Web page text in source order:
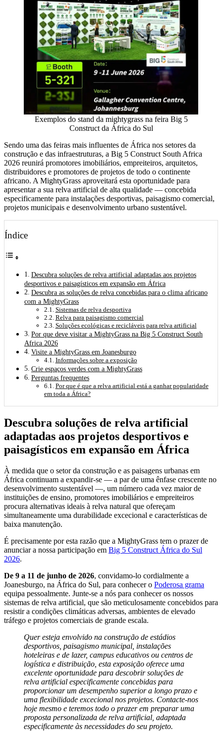
Exemplos do stand da mightygrass na feira Big 5
Construct da África do Sul
Sendo uma das feiras mais influentes de África nos setores da
construção e das infraestruturas, a Big 5 Construct South Africa
2026 reunirá promotores imobiliários, empreiteiros, arquitetos,
distribuidores e promotores de projetos de todo o continente
africano. A MightyGrass aproveitará esta oportunidade para
apresentar a sua relva artificial de alta qualidade — concebida
especificamente para instalações desportivas, paisagismo comercial,
projetos municipais e desenvolvimento urbano sustentável.
Índice
Descubra soluções de relva artificial adaptadas aos projetos
desportivos e paisagísticos em expansão em África
Descubra as soluções de relva concebidas para o clima africano
com a MightyGrass
Sistemas de relva desportiva
Relva para paisagismo comercial
Soluções ecológicas e recicláveis para relva artificial
Por que deve visitar a MightyGrass na Big 5 Construct South
Africa 2026
Visite a MightyGrass em Joanesburgo
Informações sobre a exposição
Crie espaços verdes com a MightyGrass
Perguntas frequentes
Por que é que a relva artificial está a ganhar popularidade
em toda a África?
Descubra soluções de relva artificial
adaptadas aos projetos desportivos e
paisagísticos em expansão em África
À medida que o setor da construção e as paisagens urbanas em
África continuam a expandir-se — a par de uma ênfase crescente no
desenvolvimento sustentável —, um número cada vez maior de
instituições de ensino, promotores imobiliários e empreiteiros
procura alternativas ideais à relva natural que ofereçam
simultaneamente uma durabilidade excecional e características de
baixa manutenção.
É precisamente por esta razão que a MightyGrass tem o prazer de
anunciar a nossa participação em Big 5 Construct África do Sul
2026.
De 9 a 11 de junho de 2026, convidamo-lo cordialmente a
Joanesburgo, na África do Sul, para conhecer o Poderosa grama
equipa pessoalmente. Junte-se a nós para conhecer os nossos
sistemas de relva artificial, que são meticulosamente concebidos para
resistir a condições climáticas adversas, ambientes de elevado
tráfego e projetos comerciais de grande escala.
Quer esteja envolvido na construção de estádios
desportivos, paisagismo municipal, instalações
hoteleiras e de lazer, campus educativos ou centros de
logística e distribuição, esta exposição oferece uma
excelente oportunidade para descobrir soluções de
relva artificial especificamente concebidas para
proporcionar um desempenho superior a longo prazo e
uma flexibilidade excecional nos projetos. Contacte-nos
hoje mesmo e teremos todo o prazer em preparar uma
proposta personalizada de relva artificial, adaptada
especificamente às necessidades do seu projeto.